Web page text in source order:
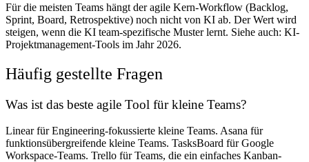
Für die meisten Teams hängt der agile Kern-Workflow (Backlog,
Sprint, Board, Retrospektive) noch nicht von KI ab. Der Wert wird
steigen, wenn die KI team-spezifische Muster lernt. Siehe auch: KI-
Projektmanagement-Tools im Jahr 2026.
Häufig gestellte Fragen
Was ist das beste agile Tool für kleine Teams?
Linear für Engineering-fokussierte kleine Teams. Asana für
funktionsübergreifende kleine Teams. TasksBoard für Google
Workspace-Teams. Trello für Teams, die ein einfaches Kanban-